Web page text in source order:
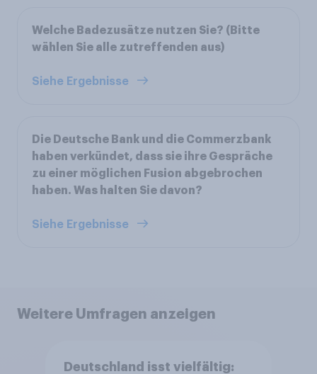
Welche Badezusätze nutzen Sie? (Bitte
wählen Sie alle zutreffenden aus)
Siehe Ergebnisse
Die Deutsche Bank und die Commerzbank
haben verkündet, dass sie ihre Gespräche
zu einer möglichen Fusion abgebrochen
haben. Was halten Sie davon?
Siehe Ergebnisse
Weitere Umfragen anzeigen
Deutschland isst vielfältig: